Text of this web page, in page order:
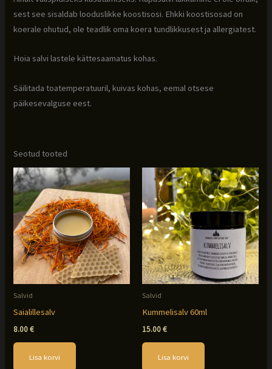
sest see sisaldab looduslikke koostisosi. Ehkki koostisosad on
koerale ohutud, ole teadlik oma koera tundlikkusest ja allergiatest.
Hoia salvi lastele kättesaamatus kohas.
Säilitada toatemperatuuril, kuivas kohas, eemal otsese
päikesevalguse eest.
Seotud tooted
Salvid
Saialillesalv
8.00€
Lisa korvi
Salvid
Kummelisalv 60ml
15.00€
Lisa korvi